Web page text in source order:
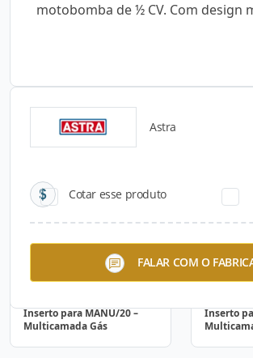
motobomba de ½ CV. Com design
Astra
Cotar esse produto
FALAR COM O
Catálogos para
Inserto para MANU/20 –
Multicamada Gás
Inserto